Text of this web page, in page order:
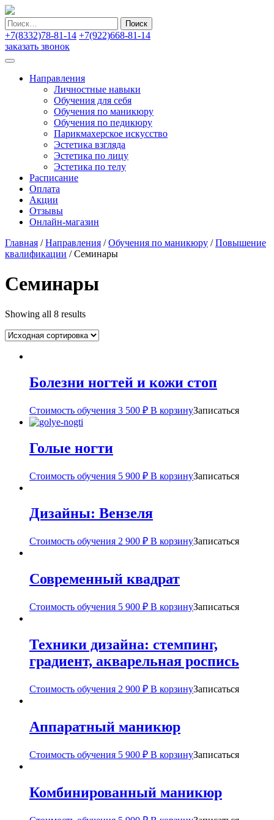
Найти:
+7(8332)78-81-14 +7(922)668-81-14
заказать звонок
Направления
Личностные навыки
Обучения для себя
Обучения по маникюру
Обучения по педикюру
Парикмахерское искусство
Эстетика взгляда
Эстетика по лицу
Эстетика по телу
Расписание
Оплата
Акции
Отзывы
Онлайн-магазин
Главная /Направления /Обучения по маникюру /Повышение
квалификации /Семинары
Семинары
Showing all 8 results
Болезни ногтей и кожи стоп
Стоимость обучения 3 500 ₽ В корзинуЗаписаться
Голые ногти
Стоимость обучения 5 900 ₽ В корзинуЗаписаться
Дизайны: Вензеля
Стоимость обучения 2 900 ₽ В корзинуЗаписаться
Современный квадрат
Стоимость обучения 5 900 ₽ В корзинуЗаписаться
Техники дизайна: стемпинг,
градиент, акварельная роспись
Стоимость обучения 2 900 ₽ В корзинуЗаписаться
Аппаратный маникюр
Стоимость обучения 5 900 ₽ В корзинуЗаписаться
Комбинированный маникюр